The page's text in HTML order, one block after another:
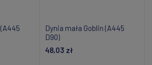
Dynia mała Goblin (A445
D90)
48,03 zł